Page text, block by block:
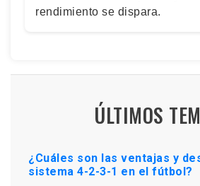
rendimiento se dispara.
ÚLTIMOS
¿Cuáles son las ventajas y
sistema 4-2-3-1 en el fútbol?